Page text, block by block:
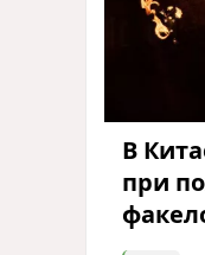
В
при